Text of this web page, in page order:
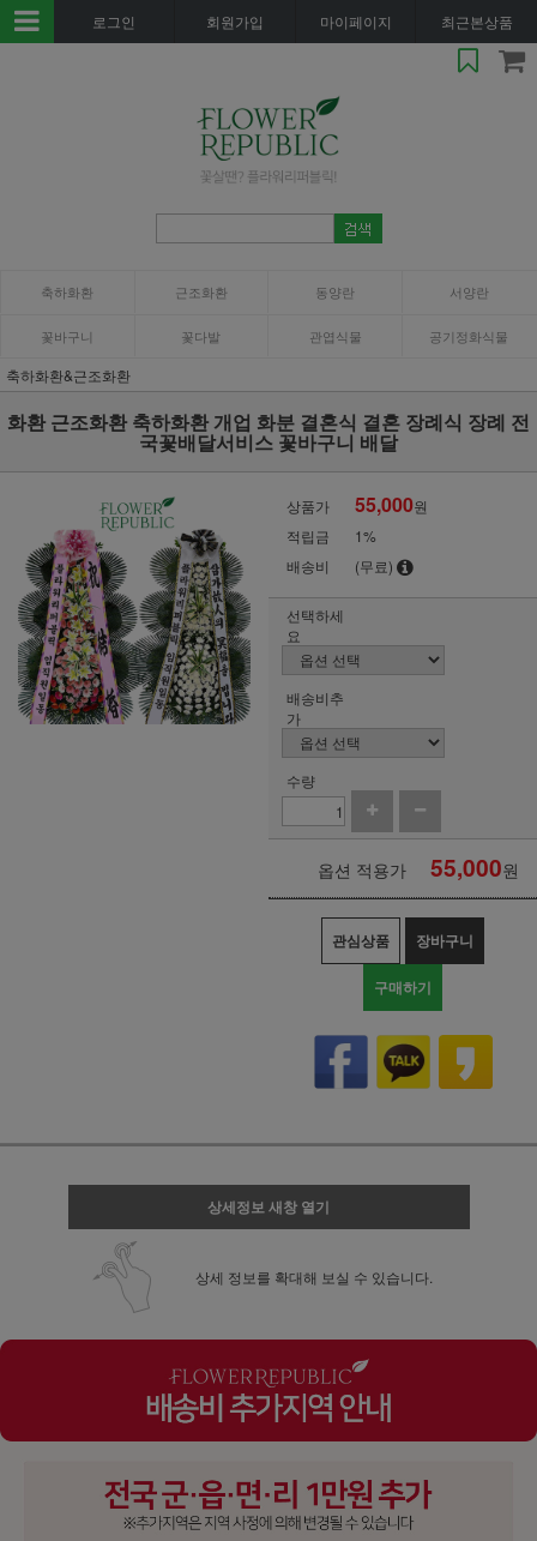
로그인 회원가입 마이페이지 최근본상품
축하화환 근조화환 동양란 서양란
꽃바구니 꽃다발 관엽식물 공기정화식물
축하화환&근조화환
화환 근조화환 축하화환 개업 화분 결혼식 결혼 장례식 장례 전
국꽃배달서비스 꽃바구니 배달
상품가 55,000원
적립금
1%
배송비
(무료)
선택하세
요
배송비추
가
수량
옵션 적용가 55,000원
관심상품 장바구니
구매하기
상세정보 새창 열기
상세 정보를 확대해 보실 수 있습니다.